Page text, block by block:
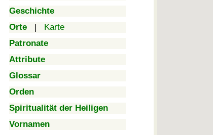
Geschichte
Orte | Karte
Patronate
Attribute
Glossar
Orden
Spiritualität der Heiligen
Vornamen